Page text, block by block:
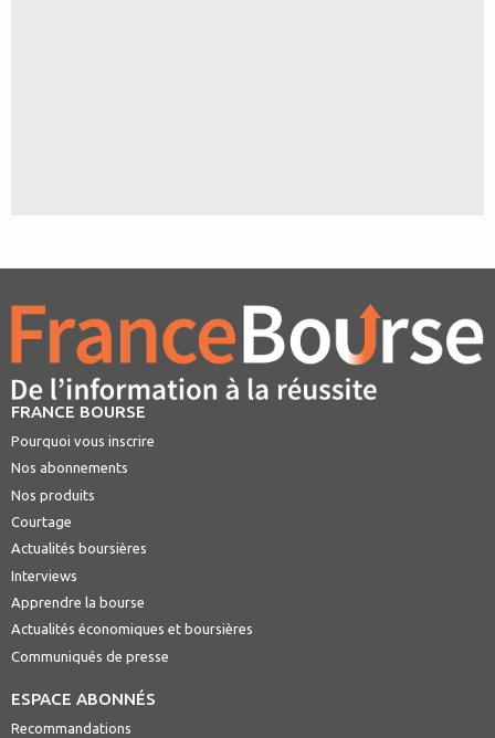
FRANCE BOURSE
Pourquoi vous inscrire
Nos abonnements
Nos produits
Courtage
Actualités boursières
Interviews
Apprendre la bourse
Actualités économiques et boursières
Communiqués de presse
ESPACE ABONNÉS
Recommandations